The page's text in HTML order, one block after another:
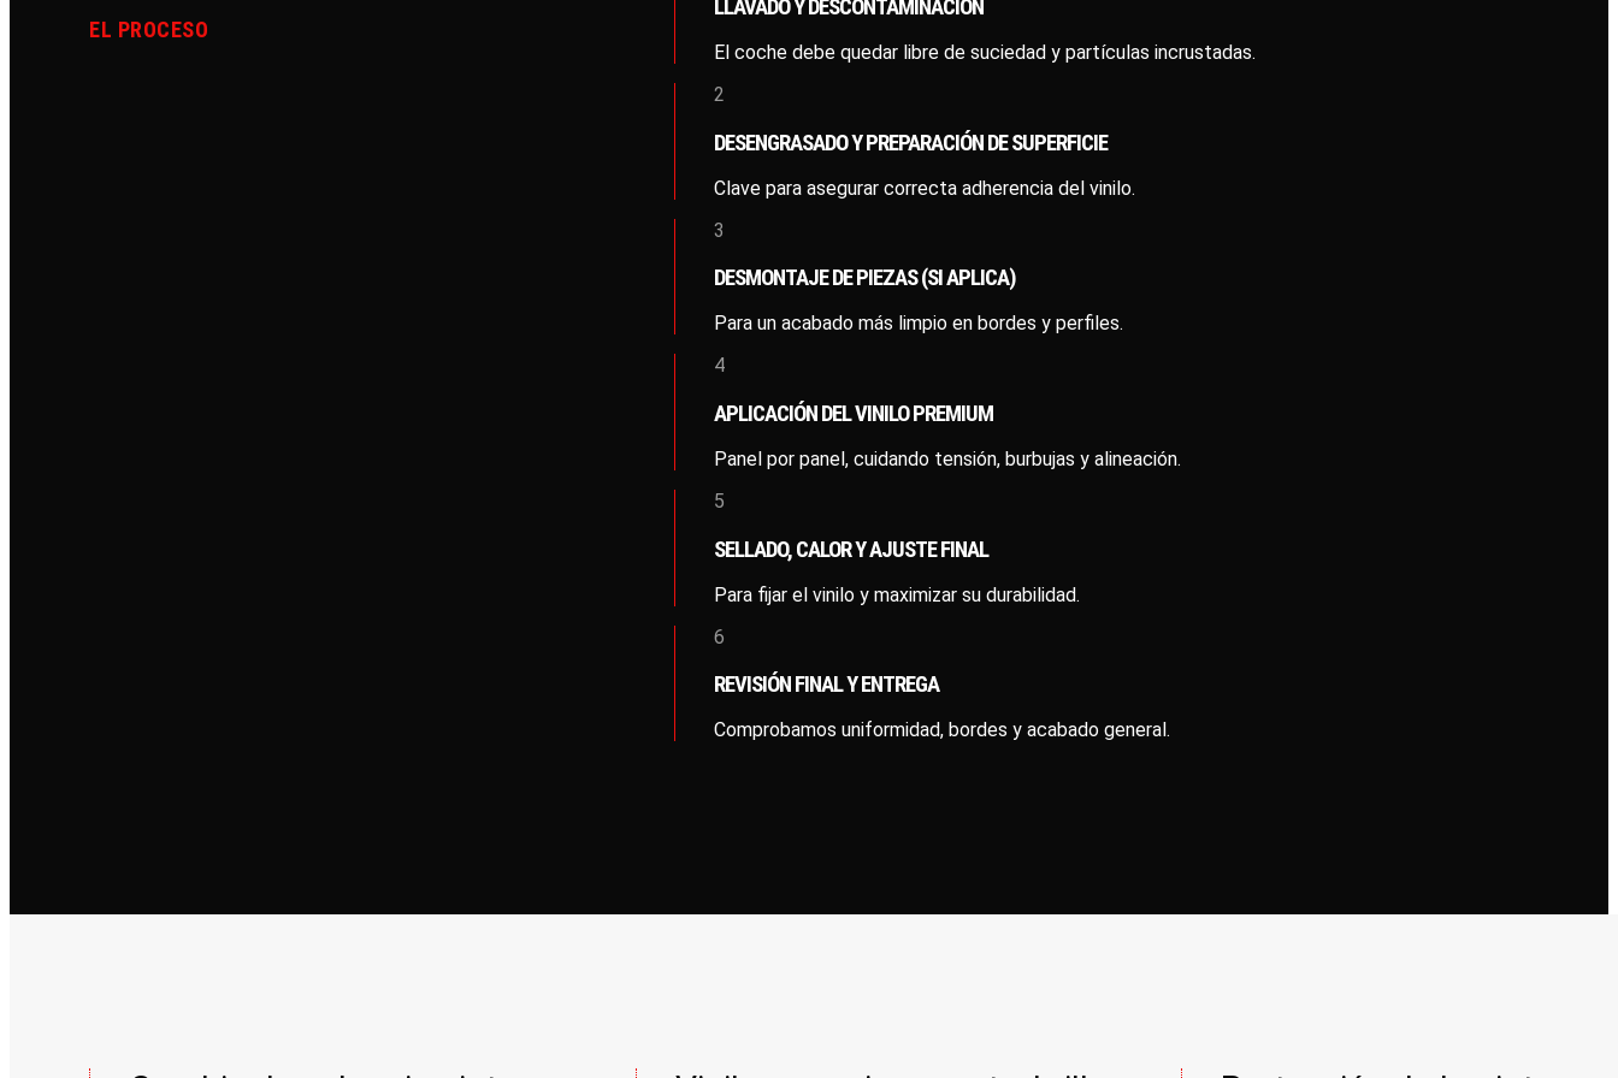
EL PROCESO
LLAVADO Y DESCONTAMINACIÓN
El coche debe quedar libre de suciedad y partículas incrustadas.
2
DESENGRASADO Y PREPARACIÓN DE SUPERFICIE
Clave para asegurar correcta adherencia del vinilo.
3
DESMONTAJE DE PIEZAS (SI APLICA)
Para un acabado más limpio en bordes y perfiles.
4
APLICACIÓN DEL VINILO PREMIUM
Panel por panel, cuidando tensión, burbujas y alineación.
5
SELLADO, CALOR Y AJUSTE FINAL
Para fijar el vinilo y maximizar su durabilidad.
6
REVISIÓN FINAL Y ENTREGA
Comprobamos uniformidad, bordes y acabado general.